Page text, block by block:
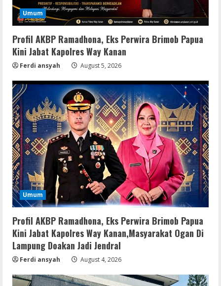
Umum
Profil AKBP Ramadhona, Eks Perwira Brimob Papua
Kini Jabat Kapolres Way Kanan
Ferdi ansyah August 5, 2026
Umum
Profil AKBP Ramadhona, Eks Perwira Brimob Papua
Kini Jabat Kapolres Way Kanan,Masyarakat Ogan Di
Lampung Doakan Jadi Jendral
Ferdi ansyah August 4, 2026